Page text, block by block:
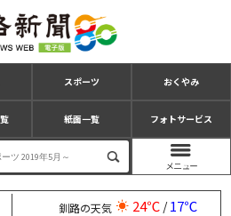
スポーツ おくやみ
紙面一覧 フォトサービス
釧路の天気 24℃/17℃